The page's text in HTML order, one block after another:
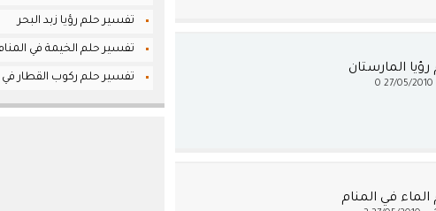
المارستان
27/05/2010
0
في المنام
تفسير حلم رؤيا زبد البحر
تفسير حلم الخيمة في
تفسير حلم ركوب القطار في